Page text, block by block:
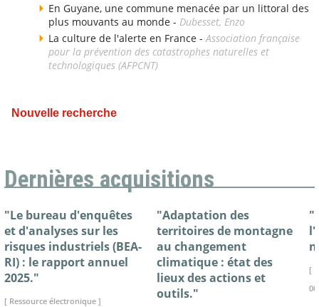
En Guyane, une commune menacée par un littoral des
plus mouvants au monde - Dubesset, Enzo
La culture de l'alerte en France -Association française
pour la prévention des catastrophes naturelles et
technologiques (AFPCNT)
Nouvelle recherche
Dernières acquisitions
"Le bureau d'enquêtes
et d'analyses sur les
risques industriels (BEA-
RI) : le rapport annuel
2025."
[ Ressource électronique ]
"Adaptation des
territoires de montagne
au changement
climatique : état des
lieux des actions et
outils."
[